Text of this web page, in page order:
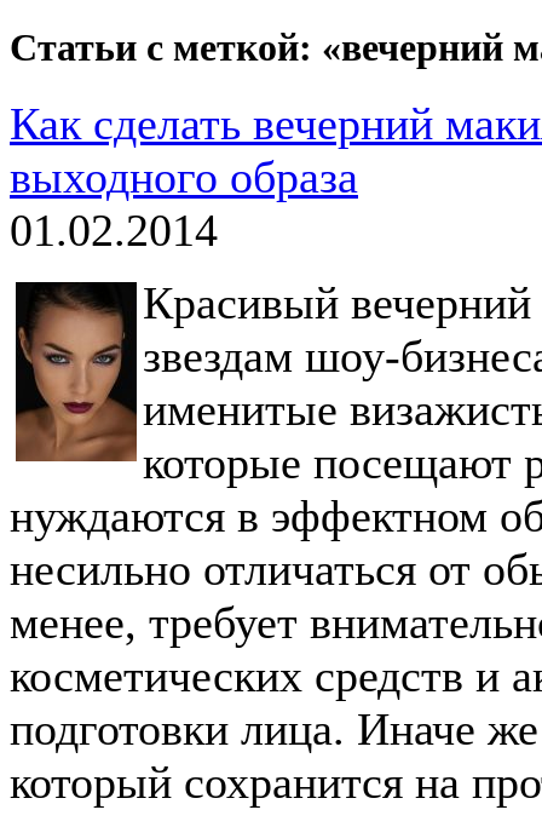
Статьи с меткой: «вечерний
Как сделать вечерний
выходного образа
01.02.2014
Красивый
звездам шоу-
именитые
которые посещают
нуждаются в эффектном
несильно отличаться от
менее, требует
косметических средств и
подготовки лица. Иначе
который сохранится на